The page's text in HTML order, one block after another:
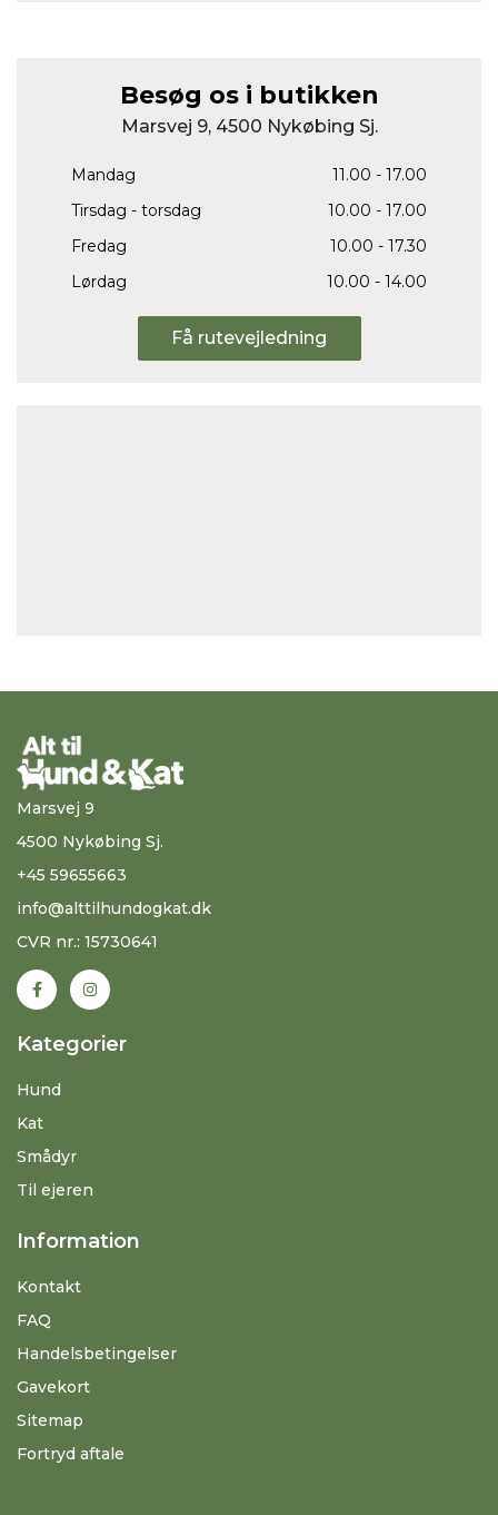
Besøg os i butikken
Marsvej 9, 4500 Nykøbing Sj.
Mandag
11.00 - 17.00
Tirsdag - torsdag
10.00 - 17.00
Fredag
10.00 - 17.30
Lørdag
10.00 - 14.00
Få rutevejledning
Marsvej 9
4500 Nykøbing Sj.
+45 59655663
info@alttilhundogkat.dk
CVR nr.: 15730641
Kategorier
Hund
Kat
Smådyr
Til ejeren
Information
Kontakt
FAQ
Handelsbetingelser
Gavekort
Sitemap
Fortryd aftale